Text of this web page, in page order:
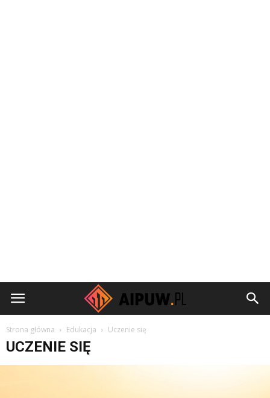
Aipuw.pl
Strona główna Edukacja Uczenie się
UCZENIE SIĘ